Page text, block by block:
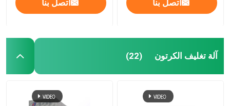
اتصل بنا اتصل بنا
آلة تغليف الكرتون (22)